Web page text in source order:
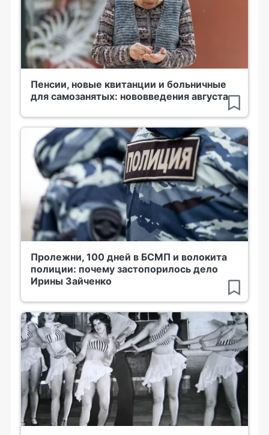
Пенсии, новые квитанции и больничные
для самозанятых: нововведения августа
Пролежни, 100 дней в БСМП и волокита
полиции: почему застопорилось дело
Ирины Зайченко